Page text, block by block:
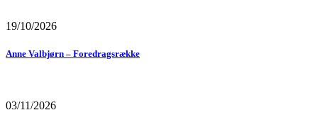
19/10/2026
Anne Valbjørn – Foredragsrække
03/11/2026